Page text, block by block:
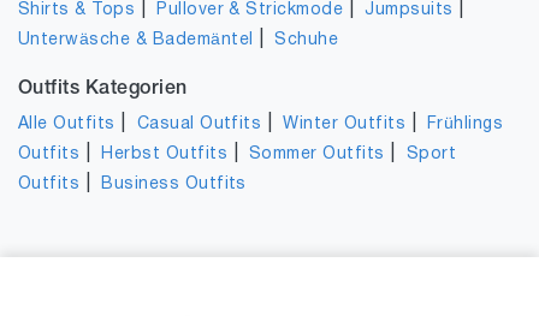
Shirts & Tops Pullover & Strickmode |Jumpsuits
Unterwäsche & Bademäntel |Schuhe
Outfits Kategorien
Alle Outfits Casual Outfits |Winter Outfits
Frühlings
Outfits
Herbst Outfits Sommer Outfits
Sport
Outfits
Business Outfits